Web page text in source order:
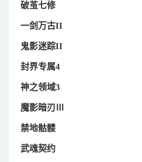
破茧七修
一剑万古II
鬼影迷踪II
封界专属4
神之领域3
魔影暗刃Ⅲ
禁地骷髅
武魂契约